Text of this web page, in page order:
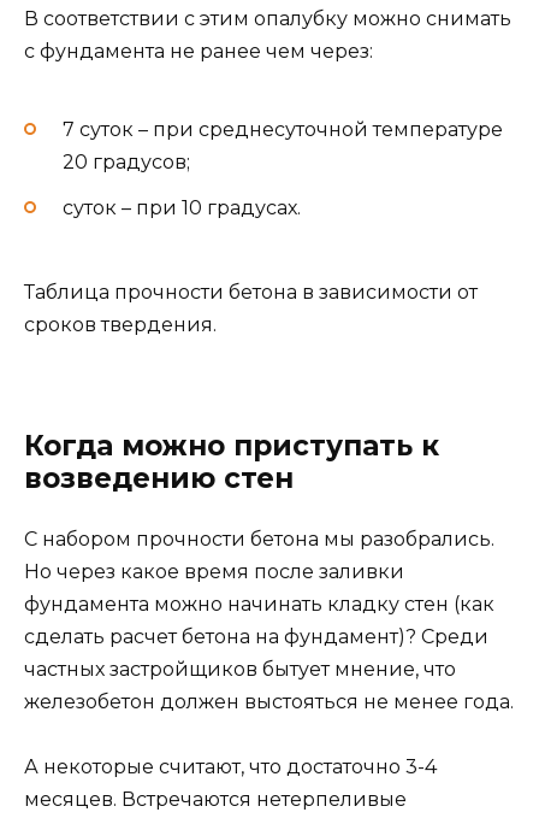
В соответствии с этим опалубку можно снимать
с фундамента не ранее чем через:
7 суток – при среднесуточной температуре
20 градусов;
суток – при 10 градусах.
Таблица прочности бетона в зависимости от
сроков твердения.
Когда можно приступать к
возведению стен
С набором прочности бетона мы разобрались.
Но через какое время после заливки
фундамента можно начинать кладку стен (как
сделать расчет бетона на фундамент)? Среди
частных застройщиков бытует мнение, что
железобетон должен выстояться не менее года.
А некоторые считают, что достаточно 3-4
месяцев. Встречаются нетерпеливые